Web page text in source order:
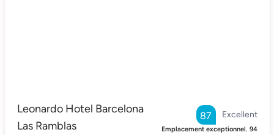
Leonardo Hotel Barcelona
Las Ramblas
Excellent
87
Emplacement exceptionnel. 94